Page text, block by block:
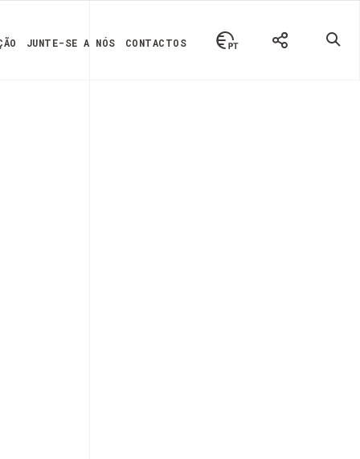
JUNTE-SE A NÓS CONTACTOS